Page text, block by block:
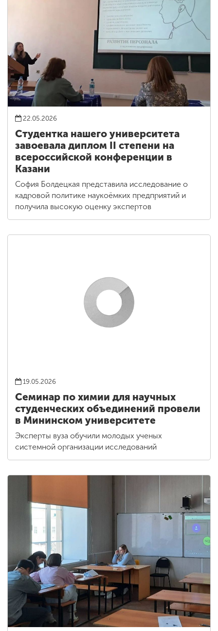
22.05.2026
Студентка нашего университета
завоевала диплом II степени на
всероссийской конференции в
Казани
София Болдецкая представила исследование о
кадровой политике наукоёмких предприятий и
получила высокую оценку экспертов
19.05.2026
Семинар по химии для научных
студенческих объединений провели
в Мининском университете
Эксперты вуза обучили молодых ученых
системной организации исследований